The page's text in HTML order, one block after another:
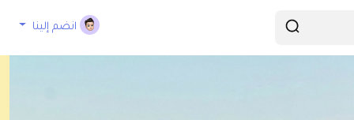
انضم إلينا